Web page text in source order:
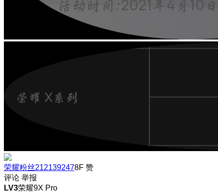
荣耀粉丝2121392478F 赞
评论 举报
LV3荣耀9X Pro